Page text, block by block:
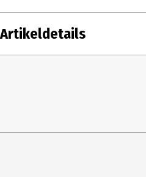
Artikeldetails